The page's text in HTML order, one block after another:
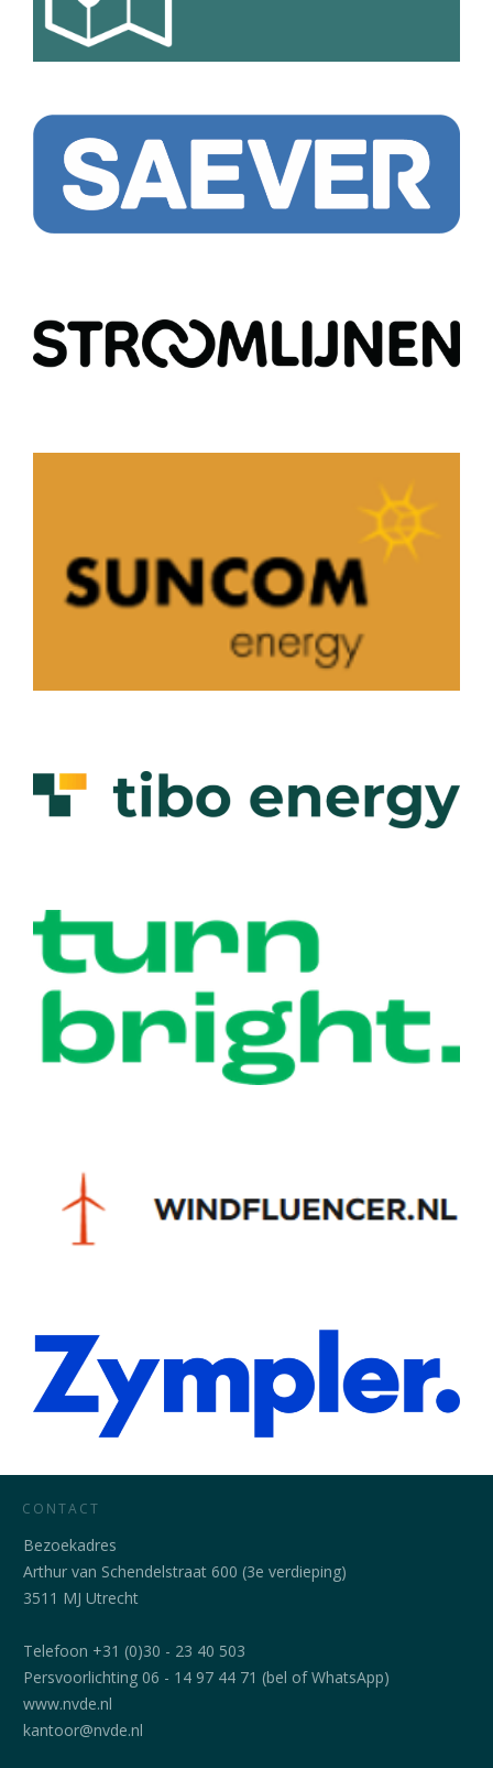
CONTACT
Bezoekadres
Arthur van Schendelstraat 600 (3e verdieping)
3511 MJ Utrecht
Telefoon +31 (0)30 - 23 40 503
Persvoorlichting 06 - 14 97 44 71 (bel of WhatsApp)
www.nvde.nl
kantoor@nvde.nl